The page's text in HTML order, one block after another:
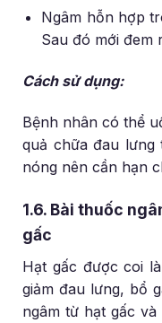
Ngâm hỗn hợp
Sau đó mới đem
Cách sử dụng:
Bệnh nhân có thể
quả chữa đau lưng
nóng nên cần hạn
1.6. Bài thuốc
gấc
Hạt gấc được coi
giảm đau lưng, bổ
ngâm từ hạt gấc